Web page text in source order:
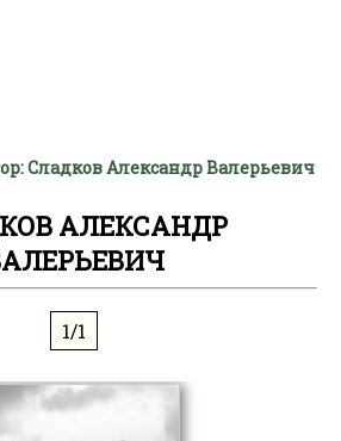
Сладков Александр Валерьевич
АЛЕКСАНДР
1/1